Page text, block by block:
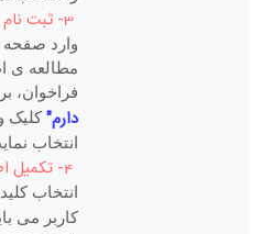
3- ثبت نام اولیه:
وارد صفحه
مطالعه ی
فراخوان،
دارم"
انتخاب
انتخاب کلید
کاربر می